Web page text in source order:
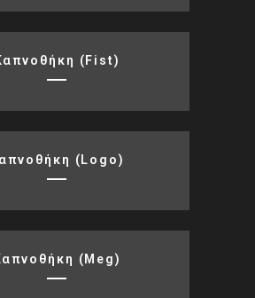
(fist)
(logo)
(meg)